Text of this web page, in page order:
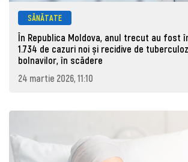
SĂNĂTATE
În Republica Moldova, anul trecut au fost
1.734 de cazuri noi și recidive de
bolnavilor, în scădere
24 martie 2026, 11:10